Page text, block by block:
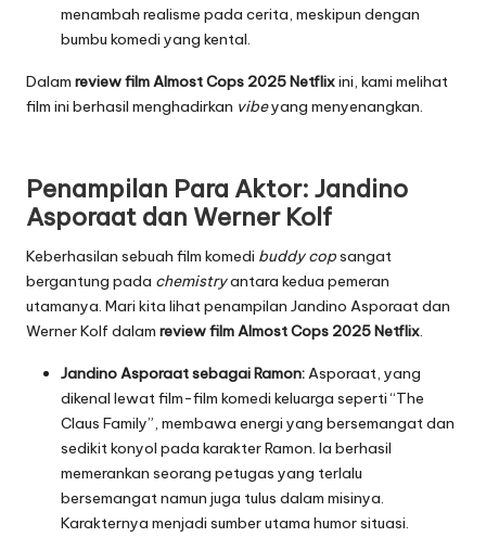
menambah realisme pada cerita, meskipun dengan
bumbu komedi yang kental.
Dalam review film Almost Cops 2025 Netflixini, kami melihat
film ini berhasil menghadirkan vibeyang menyenangkan.
Penampilan Para Aktor: Jandino
Asporaat dan Werner Kolf
Keberhasilan sebuah film komedi buddy copsangat
bergantung pada chemistryantara kedua pemeran
utamanya. Mari kita lihat penampilan Jandino Asporaat dan
Werner Kolf dalam review film Almost Cops 2025 Netflix.
Jandino Asporaat sebagai Ramon:Asporaat, yang
dikenal lewat film-film komedi keluarga seperti “The
Claus Family”, membawa energi yang bersemangat dan
sedikit konyol pada karakter Ramon. Ia berhasil
memerankan seorang petugas yang terlalu
bersemangat namun juga tulus dalam misinya.
Karakternya menjadi sumber utama humor situasi.